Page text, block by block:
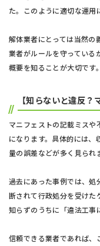
た。このように適切な運用
解体業者にとっては当然の
業者がルールを守っている
概要を知ることが大切です。
【知らないと違反？
マニフェストの記載ミス
になります。具体的には
量の誤差などが多く見られ
過去にあった事例では、処
断されて行政処分を受けた
知らずのうちに「違法工事
信頼できる業者であれば、